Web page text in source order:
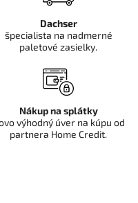
Dachser
špecialista na nadmerné
paletové zasielky.
Nákup na splátky
výhodný úver na kúpu od
partnera Home Credit.